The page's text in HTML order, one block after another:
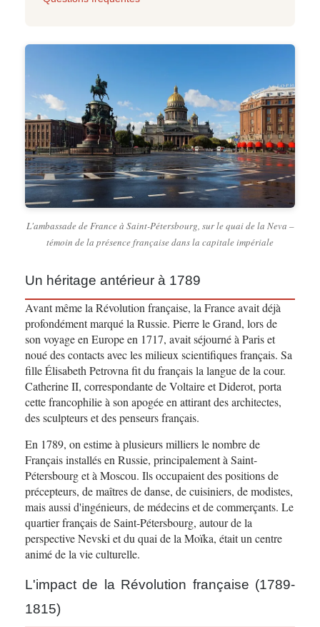
L'ambassade de France à Saint-Pétersbourg, sur le quai de la Neva –
témoin de la présence française dans la capitale impériale
Un héritage antérieur à 1789
Avant même la Révolution française, la France avait déjà
profondément marqué la Russie. Pierre le Grand, lors de
son voyage en Europe en 1717, avait séjourné à Paris et
noué des contacts avec les milieux scientifiques français. Sa
fille Élisabeth Petrovna fit du français la langue de la cour.
Catherine II, correspondante de Voltaire et Diderot, porta
cette francophilie à son apogée en attirant des architectes,
des sculpteurs et des penseurs français.
En 1789, on estime à plusieurs milliers le nombre de
Français installés en Russie, principalement à Saint-
Pétersbourg et à Moscou. Ils occupaient des positions de
précepteurs, de maîtres de danse, de cuisiniers, de modistes,
mais aussi d'ingénieurs, de médecins et de commerçants. Le
quartier français de Saint-Pétersbourg, autour de la
perspective Nevski et du quai de la Moïka, était un centre
animé de la vie culturelle.
L'impact de la Révolution française (1789-
1815)